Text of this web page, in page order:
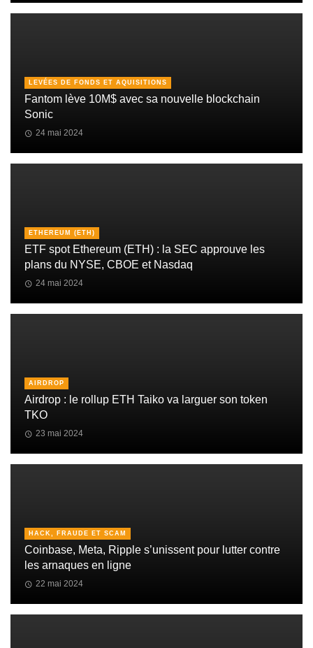
LEVÉES DE FONDS ET AQUISITIONS
Fantom lève 10M$ avec sa nouvelle blockchain
Sonic
24 mai 2024
ETHEREUM (ETH)
ETF spot Ethereum (ETH) : la SEC approuve les
plans du NYSE, CBOE et Nasdaq
24 mai 2024
AIRDROP
Airdrop : le rollup ETH Taiko va larguer son token
TKO
23 mai 2024
HACK, FRAUDE ET SCAM
Coinbase, Meta, Ripple s’unissent pour lutter contre
les arnaques en ligne
22 mai 2024